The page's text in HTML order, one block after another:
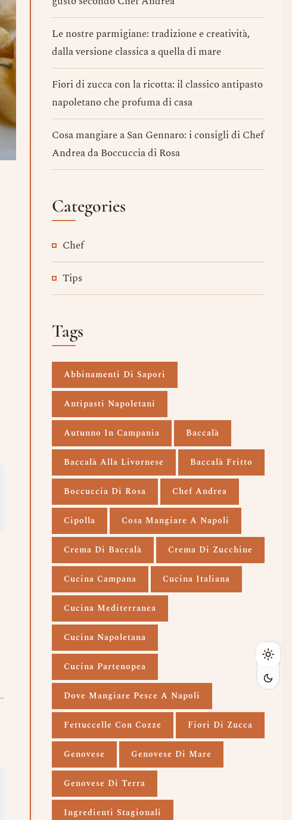
Le nostre parmigiane: tradizione e creatività,
dalla versione classica a quella di mare
Fiori di zucca con la ricotta: il classico antipasto
napoletano che profuma di casa
Cosa mangiare a San Gennaro: i consigli di Chef
Andrea da Boccuccia di Rosa
Categories
Chef
Tips
Tags
Abbinamenti Di Sapori
Antipasti Napoletani
Autunno In Campania Baccalà
Baccalà Alla Livornese Baccalà Fritto
Boccuccia Di Rosa Chef Andrea
Cipolla Cosa Mangiare A Napoli
Crema Di Baccalà Crema Di Zucchine
Cucina Campana Cucina Italiana
Cucina Mediterranea
Cucina Napoletana
Cucina Partenopea
Dove Mangiare Pesce A Napoli
Fettuccelle Con Cozze Fiori Di Zucca
Genovese Genovese Di Mare
Genovese Di Terra
Ingredienti Stagionali